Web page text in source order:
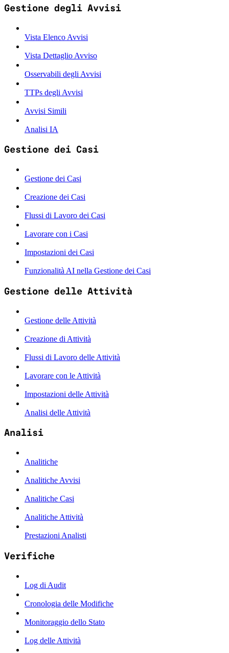
Gestione degli Avvisi
Vista Elenco Avvisi
Vista Dettaglio Avviso
Osservabili degli Avvisi
TTPs degli Avvisi
Avvisi Simili
Analisi IA
Gestione dei Casi
Gestione dei Casi
Creazione dei Casi
Flussi di Lavoro dei Casi
Lavorare con i Casi
Impostazioni dei Casi
Funzionalità AI nella Gestione dei Casi
Gestione delle Attività
Gestione delle Attività
Creazione di Attività
Flussi di Lavoro delle Attività
Lavorare con le Attività
Impostazioni delle Attività
Analisi delle Attività
Analisi
Analitiche
Analitiche Avvisi
Analitiche Casi
Analitiche Attività
Prestazioni Analisti
Verifiche
Log di Audit
Cronologia delle Modifiche
Monitoraggio dello Stato
Log delle Attività